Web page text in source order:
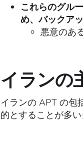
これらのグル
め、バックア
悪意のあ
イランの
イランの APT の包
的とすることが多